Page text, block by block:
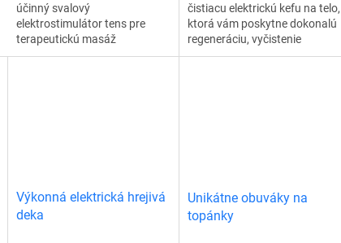
účinný svalový
elektrostimulátor tens pre
terapeutickú masáž
lýtok. Svalový elektrosimulátor
čistiacu elektrickú kefu na telo,
ktorá vám poskytne dokonalú
regeneráciu, vyčistenie
a zrelaxovanie vášho tela. Po
Výkonná elektrická hrejivá
deka
Unikátne obuváky na
topánky